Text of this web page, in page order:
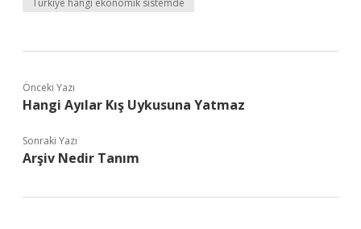
Türkiye hangi ekonomik sistemde
Önceki Yazı
Hangi Ayılar Kış Uykusuna Yatmaz
Sonraki Yazı
Arşiv Nedir Tanım